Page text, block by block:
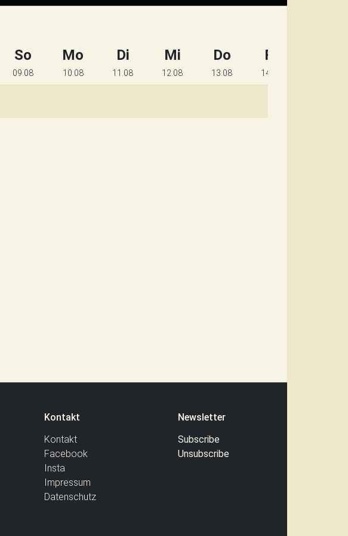
So
09.08
Mo
10.08
Di
11.08
Mi
12.08
Do
13.08
Fr
14.08
Kontakt
Kontakt
Facebook
Insta
Impressum
Datenschutz
Newsletter
Subscribe
Unsubscribe